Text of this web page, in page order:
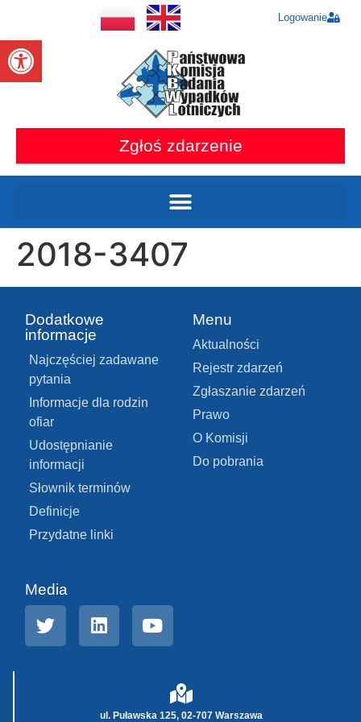
Otwórz pasek narzędzi
Logowanie
Zgłoś zdarzenie
2018-3407
Dodatkowe
informacje
Najczęściej zadawane
pytania
Informacje dla rodzin
ofiar
Udostępnianie
informacji
Słownik terminów
Definicje
Przydatne linki
Menu
Aktualności
Rejestr zdarzeń
Zgłaszanie zdarzeń
Prawo
O Komisji
Do pobrania
Media
ul. Puławska 125, 02-707 Warszawa